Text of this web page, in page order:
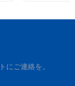
にご連絡を。